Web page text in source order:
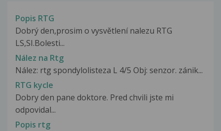
Popis RTG
Dobrý den,prosim o vysvětlení nalezu RTG
LS,SI.Bolesti...
Nález na Rtg
Nález: rtg spondylolisteza L 4/5 Obj: senzor. zánik...
RTG kycle
Dobry den pane doktore. Pred chvili jste mi
odpovidal...
Popis rtg